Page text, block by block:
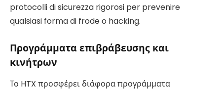
protocolli di sicurezza rigorosi per prevenire
qualsiasi forma di frode o hacking.
Προγράμματα επιβράβευσης και
κινήτρων
Το HTX προσφέρει διάφορα προγράμματα